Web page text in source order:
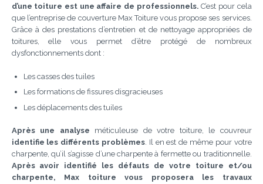
d’une toiture est une affaire de professionnels. C’est pour cela
que l’entreprise de couverture Max Toiture vous propose ses services.
Grâce à des prestations d’entretien et de nettoyage appropriées de
toitures, elle vous permet d’être protégé de nombreux
dysfonctionnements dont :
Les casses des tuiles
Les formations de fissures disgracieuses
Les déplacements des tuiles
Après une analyse méticuleuse de votre toiture, le couvreur
identifie les différents problèmes. Il en est de même pour votre
charpente, qu’il s’agisse d’une charpente à fermette ou traditionnelle.
Après avoir identifié les défauts de votre toiture et/ou
charpente, Max toiture vous proposera les travaux